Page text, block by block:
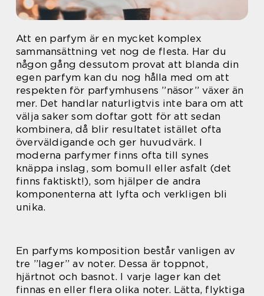
Att en parfym är en mycket komplex
sammansättning vet nog de flesta. Har du
någon gång dessutom provat att blanda din
egen parfym kan du nog hålla med om att
respekten för parfymhusens ”näsor” växer än
mer. Det handlar naturligtvis inte bara om att
välja saker som doftar gott för att sedan
kombinera, då blir resultatet istället ofta
överväldigande och ger huvudvärk. I
moderna parfymer finns ofta till synes
knäppa inslag, som bomull eller asfalt (det
finns faktiskt!), som hjälper de andra
komponenterna att lyfta och verkligen bli
unika.
En parfyms komposition består vanligen av
tre ”lager” av noter. Dessa är toppnot,
hjärtnot och basnot. I varje lager kan det
finnas en eller flera olika noter. Lätta, flyktiga